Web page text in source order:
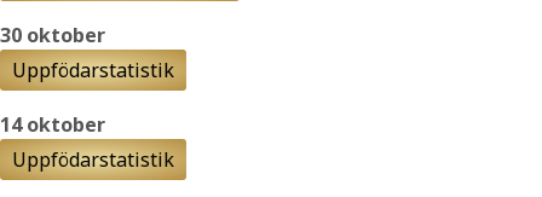
30 oktober
Uppfödarstatistik
14 oktober
Uppfödarstatistik